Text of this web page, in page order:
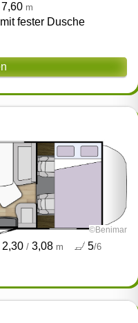
7,60 m
fester Dusche
©Benimar
/3,08 m 5/6